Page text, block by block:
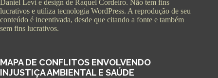
Daniel Levi e design de Raquel Cordeiro. Não tem fins
lucrativos e utiliza tecnologia WordPress. A reprodução de seu
conteúdo é incentivada, desde que citando a fonte e também
sem fins lucrativos.
MAPA DE CONFLITOS ENVOLVENDO
INJUSTIÇA AMBIENTAL E SAÚDE